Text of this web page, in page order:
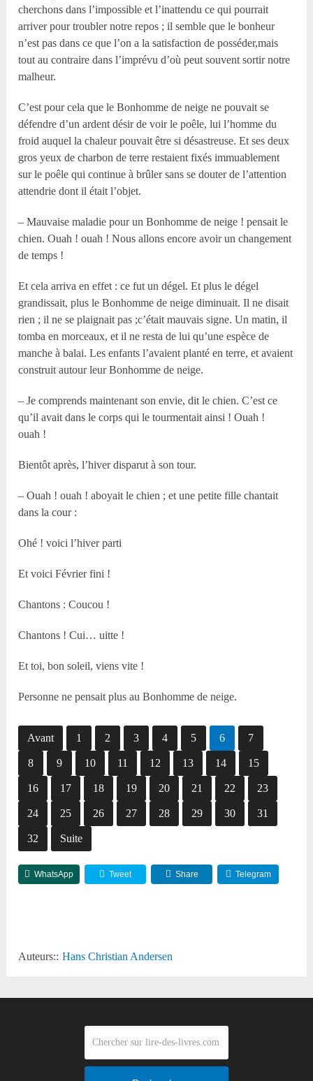
cherchons dans l’impossible et l’inattendu ce qui pourrait
arriver pour troubler notre repos ; il semble que le bonheur
n’est pas dans ce que l’on a la satisfaction de posséder,mais
tout au contraire dans l’imprévu d’où peut souvent sortir notre
malheur.
C’est pour cela que le Bonhomme de neige ne pouvait se
défendre d’un ardent désir de voir le poêle, lui l’homme du
froid auquel la chaleur pouvait être si désastreuse. Et ses deux
gros yeux de charbon de terre restaient fixés immuablement
sur le poêle qui continue à brûler sans se douter de l’attention
attendrie dont il était l’objet.
– Mauvaise maladie pour un Bonhomme de neige ! pensait le
chien. Ouah ! ouah ! Nous allons encore avoir un changement
de temps !
Et cela arriva en effet : ce fut un dégel. Et plus le dégel
grandissait, plus le Bonhomme de neige diminuait. Il ne disait
rien ; il ne se plaignait pas ;c’était mauvais signe. Un matin, il
tomba en morceaux, et il ne resta de lui qu’une espèce de
manche à balai. Les enfants l’avaient planté en terre, et avaient
construit autour leur Bonhomme de neige.
– Je comprends maintenant son envie, dit le chien. C’est ce
qu’il avait dans le corps qui le tourmentait ainsi ! Ouah !
ouah !
Bientôt après, l’hiver disparut à son tour.
– Ouah ! ouah ! aboyait le chien ; et une petite fille chantait
dans la cour :
Ohé ! voici l’hiver parti
Et voici Février fini !
Chantons : Coucou !
Chantons ! Cui… uitte !
Et toi, bon soleil, viens vite !
Personne ne pensait plus au Bonhomme de neige.
Avant 1 2 3 4 5 6 7
8 9 10 11 12 13 14 15
16 17 18 19 20 21 22 23
24 25 26 27 28 29 30 31
32 Suite
WhatsApp Tweet Share Telegram
Auteurs:: Hans Christian Andersen